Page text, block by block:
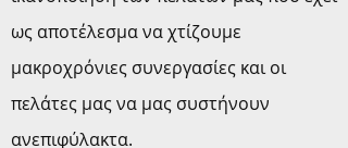
ως αποτέλεσμα να χτίζουμε
μακροχρόνιες συνεργασίες και οι
πελάτες μας να μας συστήνουν
ανεπιφύλακτα.